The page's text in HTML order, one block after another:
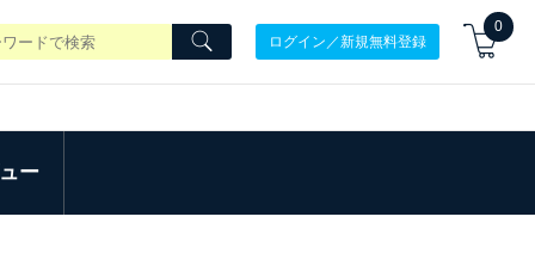
ログイン／新規無料登録
0
ー